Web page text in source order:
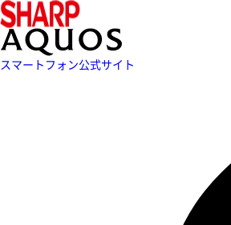
スマートフォン公式サイト